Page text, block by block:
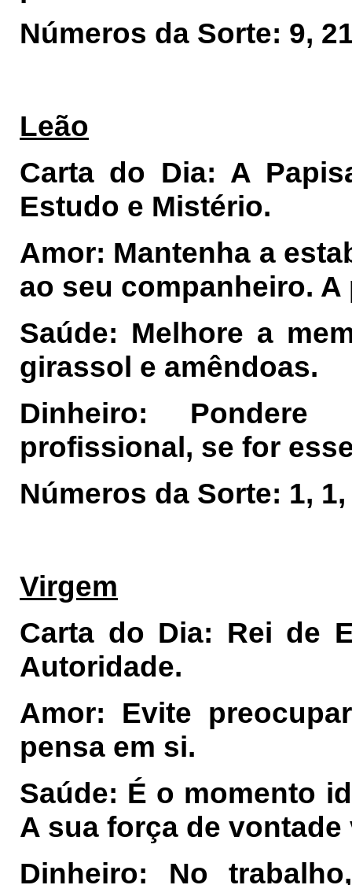
Números da Sorte: 9,
Leão
Carta do Dia: A
Estudo e Mistério.
Amor: Mantenha a
ao seu companheiro.
Saúde: Melhore a
girassol e amêndoas.
Dinheiro:
profissional, se for
Números da Sorte: 1, 1,
Virgem
Carta do Dia: Rei de
Autoridade.
Amor: Evite
pensa em si.
Saúde: É o momento
A sua força de vontade
Dinheiro: No